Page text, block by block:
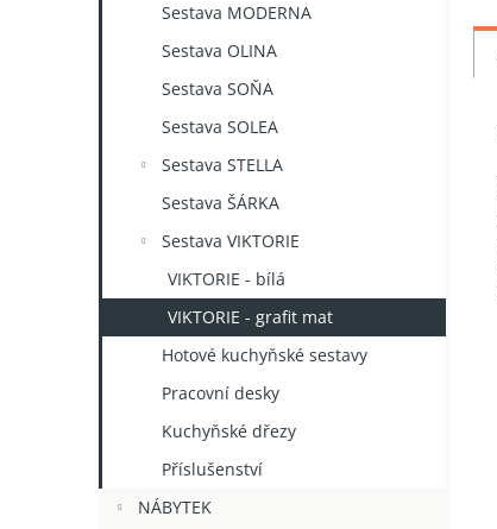
Sestava MODERNA
Sestava OLINA
Sestava SOŇA
Sestava SOLEA
Sestava STELLA
Sestava ŠÁRKA
Sestava VIKTORIE
VIKTORIE - bílá
VIKTORIE - grafit mat
Hotové kuchyňské sestavy
Pracovní desky
Kuchyňské dřezy
Příslušenství
NÁBYTEK